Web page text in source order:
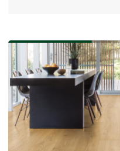
MJ3555